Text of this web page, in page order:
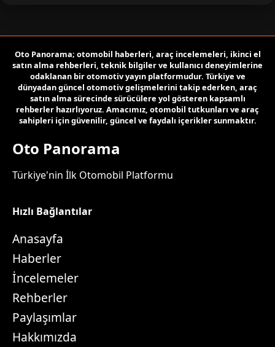
Oto Panorama; otomobil haberleri, araç incelemeleri, ikinci el
satın alma rehberleri, teknik bilgiler ve kullanıcı deneyimlerine
odaklanan bir otomotiv yayın platformudur. Türkiye ve
dünyadan güncel otomotiv gelişmelerini takip ederken, araç
satın alma sürecinde sürücülere yol gösteren kapsamlı
rehberler hazırlıyoruz. Amacımız, otomobil tutkunları ve araç
sahipleri için güvenilir, güncel ve faydalı içerikler sunmaktır.
Oto Panorama
Türkiye'nin İlk Otomobil Platformu
Hızlı Bağlantılar
Anasayfa
Haberler
İncelemeler
Rehberler
Paylaşımlar
Hakkımızda